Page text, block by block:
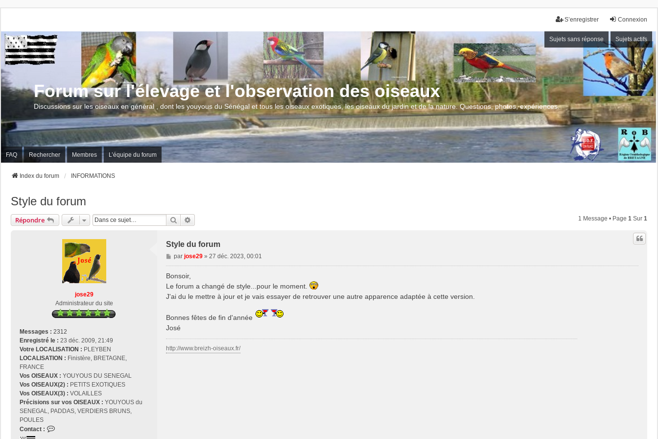
Connexion
S’enregistrer
Sujets sans réponse Sujets actifs
Forum sur l'élevage et l'observation des oiseaux
Discussions sur les oiseaux en général , dont les youyous du Sénégal et tous les oiseaux exotiques, les oiseaux du jardin et de la nature. Questions, photos, expériences.
FAQ Rechercher Membres L’équipe du forum
Index du forum INFORMATIONS
Style du forum
Répondre Rechercher 1 Message • Page 1 Sur 1
jose29
Administrateur du site
Messages : 2312
Enregistré le : 23 déc. 2009, 21:49
Votre LOCALISATION : PLEYBEN
LOCALISATION : Finistère, BRETAGNE,
FRANCE
Vos OISEAUX : YOUYOUS DU SENEGAL
Vos OISEAUX(2) : PETITS EXOTIQUES
Vos OISEAUX(3) : VOLAILLES
Précisions sur vos OISEAUX : YOUYOUS du
SENEGAL, PADDAS, VERDIERS BRUNS,
POULES
Contact :
Style du forum
M
e
a
g
par jose29» 27 déc. 2023, 00:01
Bonsoir,
Le forum a changé de style...pour le moment.
J'ai du le mettre à jour et je vais essayer de retrouver une autre apparence adaptée à cette version.
Bonnes fêtes de fin d'année
José
http://www.breizh-oiseaux.fr/